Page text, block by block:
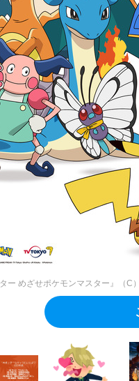
ター めざせポケモンマスター』（